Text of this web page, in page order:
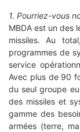
1. Pourriez-vous
MBDA est un des
missiles. Au
programmes de
service
Avec plus de 90
du seul groupe
des missiles et
gamme des
armées (terre,